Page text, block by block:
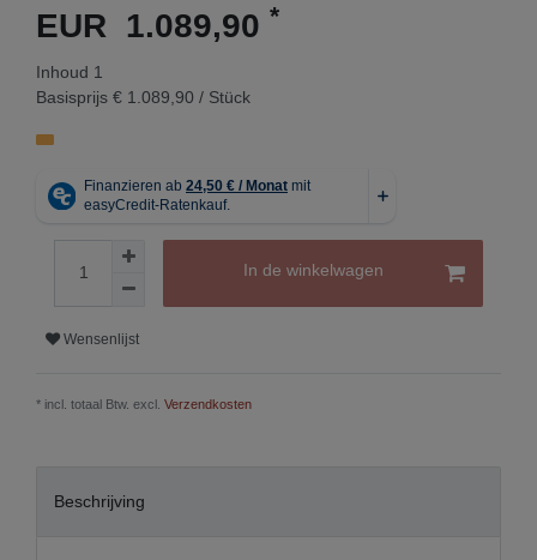
EUR 1.089,90 *
Inhoud 1
Basisprijs € 1.089,90 / Stück
In de winkelwagen
Wensenlijst
* incl. totaal Btw. excl. Verzendkosten
Beschrijving